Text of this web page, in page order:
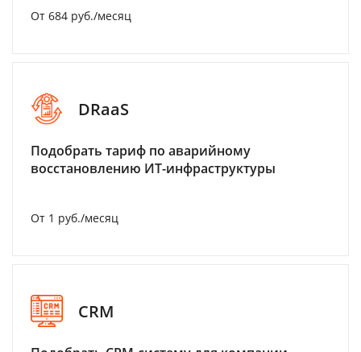
От 684 руб./месяц
DRaaS
Подобрать тариф по аварийному
восстановлению ИТ-инфраструктуры
От 1 руб./месяц
CRM